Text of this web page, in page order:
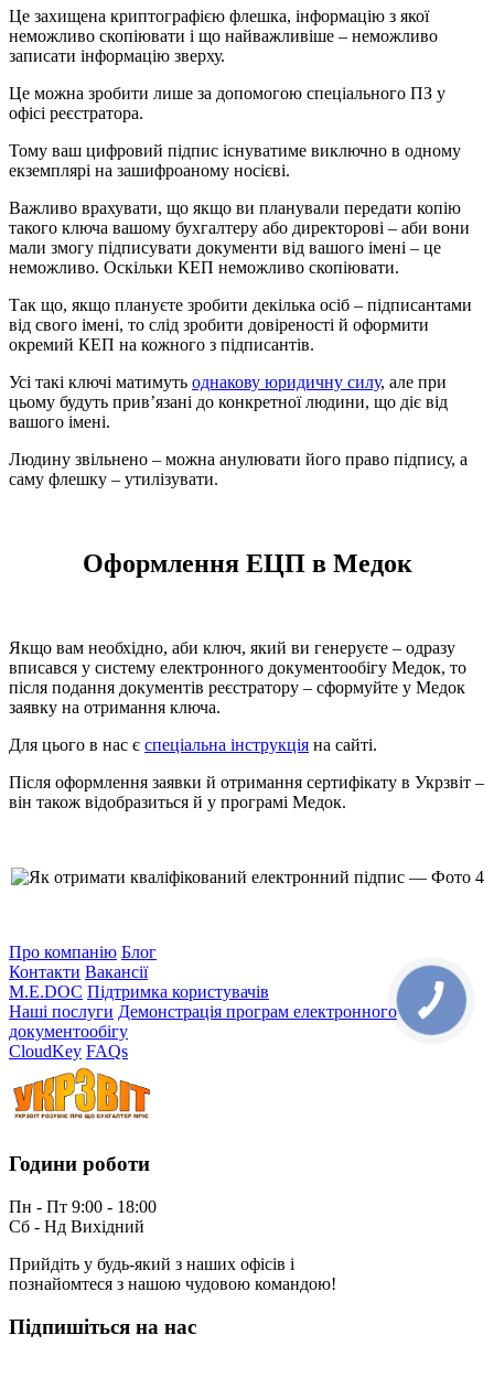
Це захищена криптографією флешка, інформацію з якої
неможливо скопіювати і що найважливіше – неможливо
записати інформацію зверху.
Це можна зробити лише за допомогою спеціального ПЗ у
офісі реєстратора.
Тому ваш цифровий підпис існуватиме виключно в одному
екземплярі на зашифроаному носієві.
Важливо врахувати, що якщо ви планували передати копію
такого ключа вашому бухгалтеру або директорові – аби вони
мали змогу підписувати документи від вашого імені – це
неможливо. Оскільки КЕП неможливо скопіювати.
Так що, якщо плануєте зробити декілька осіб – підписантами
від свого імені, то слід зробити довіреності й оформити
окремий КЕП на кожного з підписантів.
Усі такі ключі матимуть однакову юридичну силу, але при
цьому будуть прив’язані до конкретної людини, що діє від
вашого імені.
Людину звільнено – можна анулювати його право підпису, а
саму флешку – утилізувати.
Оформлення ЕЦП в Медок
Якщо вам необхідно, аби ключ, який ви генеруєте – одразу
вписався у систему електронного документообігу Медок, то
після подання документів реєстратору – сформуйте у Медок
заявку на отримання ключа.
Для цього в нас є спеціальна інструкція на сайті.
Після оформлення заявки й отримання сертифікату в Укрзвіт –
він також відобразиться й у програмі Медок.
Про компанію Блог
Контакти Вакансії
M.E.DOC Підтримка користувачів
Наші послуги Демонстрація програм електронного
документообігу
CloudKey FAQs
Години роботи
Пн - Пт 9:00 - 18:00
Сб - Нд Вихідний
Прийдіть у будь-який з наших офісів і
познайомтеся з нашою чудовою командою!
Підпишіться на нас